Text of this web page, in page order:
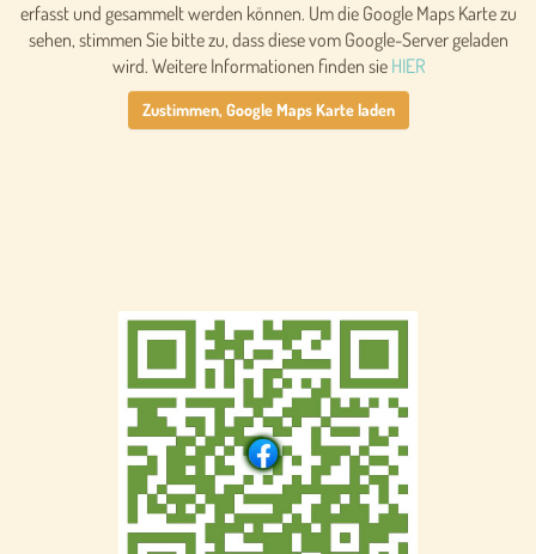
erfasst und gesammelt werden können. Um die Google Maps Karte zu
sehen, stimmen Sie bitte zu, dass diese vom Google-Server geladen
wird. Weitere Informationen finden sie HIER